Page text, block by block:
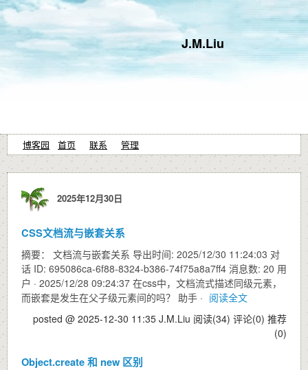
J.M.Liu
博客园 首页 联系 管理
2025年12月30日
CSS文档流与嵌套关系
摘要： 文档流与嵌套关系 导出时间: 2025/12/30 11:24:03 对
话 ID: 695086ca-6f88-8324-b386-74f75a8a7ff4 消息数: 20 用
户 · 2025/12/28 09:24:37 在css中，文档流式描述同级元素，
而嵌套是发生在父子级元素间的吗？ 助手 · 阅读全文
posted @ 2025-12-30 11:35 J.M.Liu 阅读(34) 评论(0) 推荐
(0)
Object.create 和 new 区别